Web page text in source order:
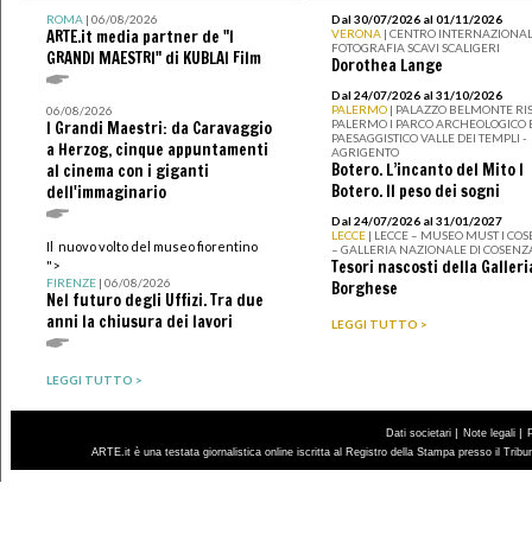
ROMA| 06/08/2026
ARTE.it media partner de "I
GRANDI MAESTRI" di KUBLAI Film
06/08/2026
I Grandi Maestri: da Caravaggio
a Herzog, cinque appuntamenti
al cinema con i giganti
dell'immaginario
Il nuovo volto del museo fiorentino
">
FIRENZE| 06/08/2026
Nel futuro degli Uffizi. Tra due
anni la chiusura dei lavori
LEGGI TUTTO >
Dal 30/07/2026 al 01/11/2026
VERONA | CENTRO
FOTOGRAFIA SCAVI SCALIGERI
Dorothea Lange
Dal 24/07/2026 al 31/10/2026
PALERMO | PALAZZO BELMONTE
PALERMO I PARCO ARCHEOLOGICO
PAESAGGISTICO VALLE DEI TEMPLI -
AGRIGENTO
Botero. L’incanto del Mito I
Botero. Il peso dei sogni
Dal 24/07/2026 al 31/01/2027
LECCE | LECCE – MUSEO MUST I
– GALLERIA NAZIONALE DI
Tesori nascosti della
Borghese
LEGGI TUTTO >
Dati societari | Note legali |
ARTE.it è una testata giornalistica online iscritta al Registro della Stampa presso il